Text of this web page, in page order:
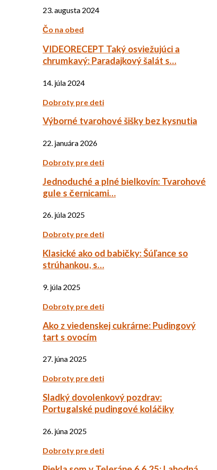
23. augusta 2024
Čo na obed
VIDEORECEPT Taký osviežujúci a
chrumkavý: Paradajkový šalát s…
14. júla 2024
Dobroty pre deti
Výborné tvarohové šišky bez kysnutia
22. januára 2026
Dobroty pre deti
Jednoduché a plné bielkovín: Tvarohové
gule s černicami…
26. júla 2025
Dobroty pre deti
Klasické ako od babičky: Šúľance so
strúhankou, s…
9. júla 2025
Dobroty pre deti
Ako z viedenskej cukrárne: Pudingový
tart s ovocím
27. júna 2025
Dobroty pre deti
Sladký dovolenkový pozdrav:
Portugalské pudingové koláčiky
26. júna 2025
Dobroty pre deti